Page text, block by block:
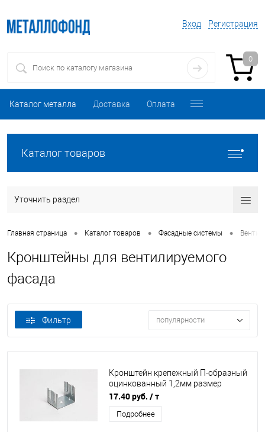
Вход Регистрация
0
Каталог металла Доставка Оплата
Каталог товаров
Уточнить раздел
Главная страница • Каталог товаров • Фасадные системы •
Кронштейны для вентилируемого
фасада
Фильтр популярности
Кронштейн крепежный П-образный
оцинкованный 1,2мм размер
50х65х50мм
17.40 руб. / т
Подробнее